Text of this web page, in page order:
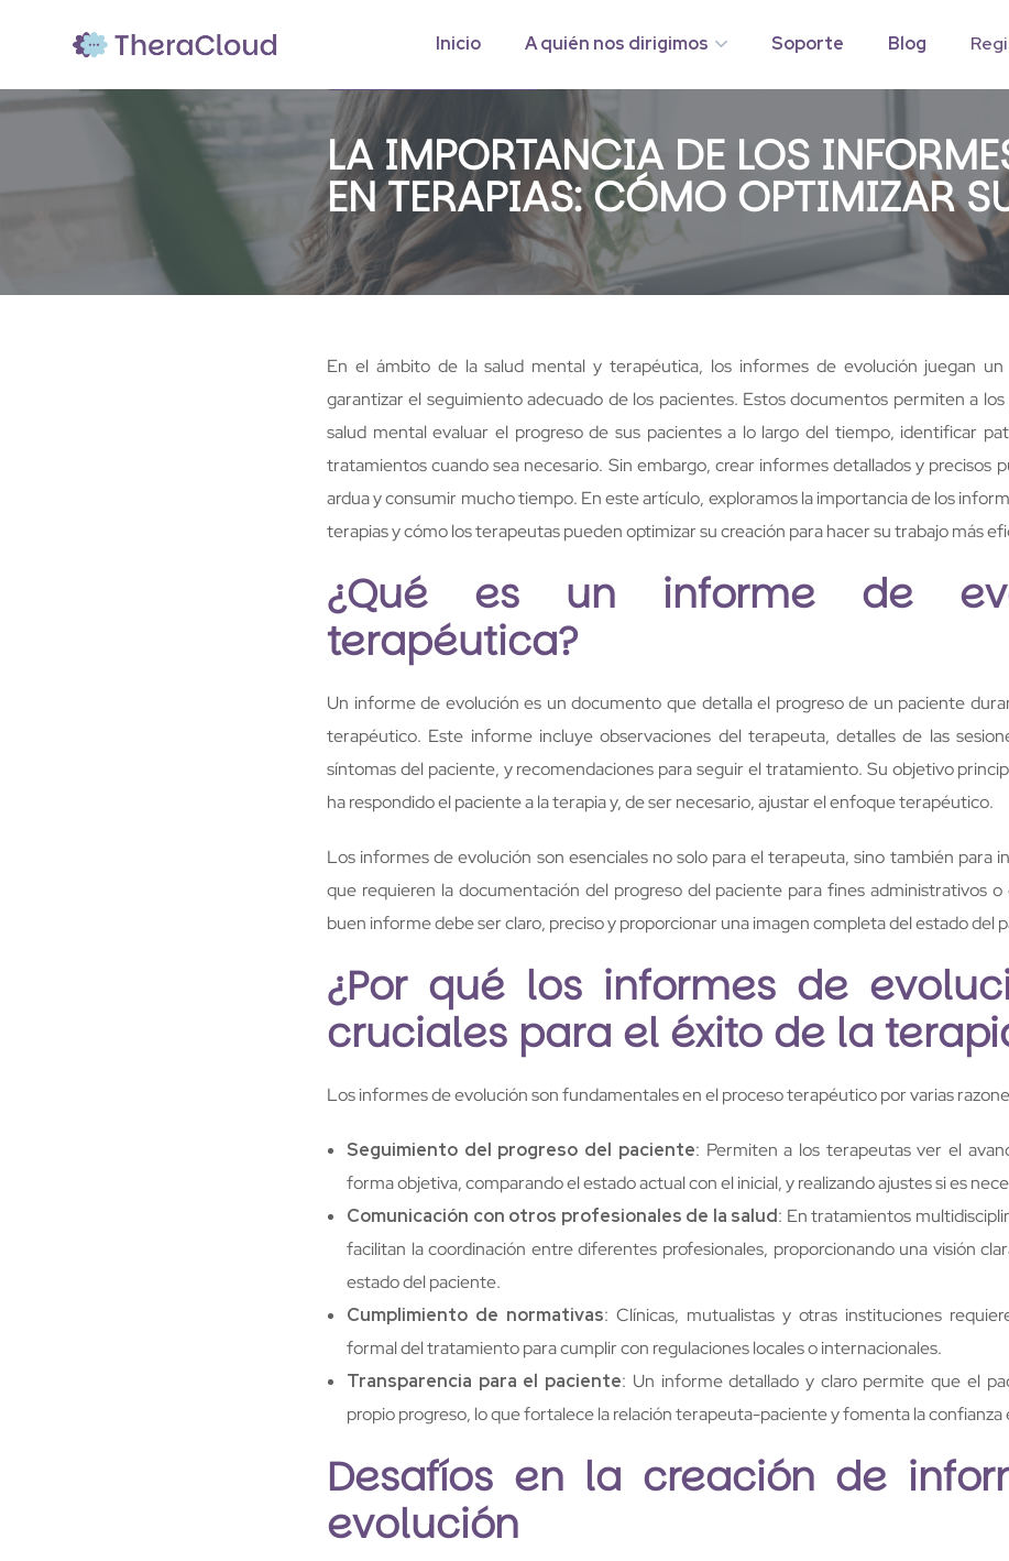
Inicio A quién nos dirigimos Soporte Blog
LA IMPORTANCIA DE LOS
EN TERAPIAS: CÓMO OPTIMIZAR
En el ámbito de la salud mental y terapéutica, los informes de evolución juegan un
garantizar el seguimiento adecuado de los pacientes. Estos documentos permiten a los
salud mental evaluar el progreso de sus pacientes a lo largo del tiempo, identificar
tratamientos cuando sea necesario. Sin embargo, crear informes detallados y precisos
ardua y consumir mucho tiempo. En este artículo, exploramos la importancia de los
terapias y cómo los terapeutas pueden optimizar su creación para hacer su trabajo más
¿Qué es un informe de
terapéutica?
Un informe de evolución es un documento que detalla el progreso de un paciente
terapéutico. Este informe incluye observaciones del terapeuta, detalles de las
síntomas del paciente, y recomendaciones para seguir el tratamiento. Su objetivo
ha respondido el paciente a la terapia y, de ser necesario, ajustar el enfoque terapéutico.
Los informes de evolución son esenciales no solo para el terapeuta, sino también para
que requieren la documentación del progreso del paciente para fines administrativos o
buen informe debe ser claro, preciso y proporcionar una imagen completa del estado del
¿Por qué los informes de
cruciales para el éxito de la
Los informes de evolución son fundamentales en el proceso terapéutico por varias
Seguimiento del progreso del paciente: Permiten a los terapeutas ver el
forma objetiva, comparando el estado actual con el inicial, y realizando ajustes si es
Comunicación con otros profesionales de la salud: En tratamientos
facilitan la coordinación entre diferentes profesionales, proporcionando una visión
estado del paciente.
Cumplimiento de normativas: Clínicas, mutualistas y otras instituciones
formal del tratamiento para cumplir con regulaciones locales o internacionales.
Transparencia para el paciente: Un informe detallado y claro permite que el
propio progreso, lo que fortalece la relación terapeuta-paciente y fomenta la
Desafíos en la creación de
evolución